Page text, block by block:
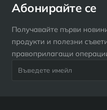
Абонирайте се
Получавайте първи
продукти и полезни
правоприлагащи
имейл